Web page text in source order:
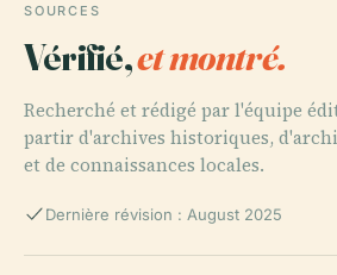
SOURCES
Vérifié,et montré.
Recherché et rédigé par l'équipe
partir d'archives historiques,
et de connaissances locales.
Dernière révision : August 2025